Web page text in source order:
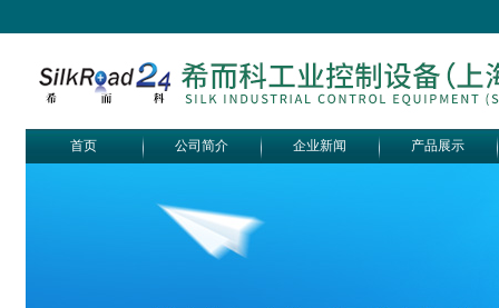
首页 公司简介 企业新闻 产品展示